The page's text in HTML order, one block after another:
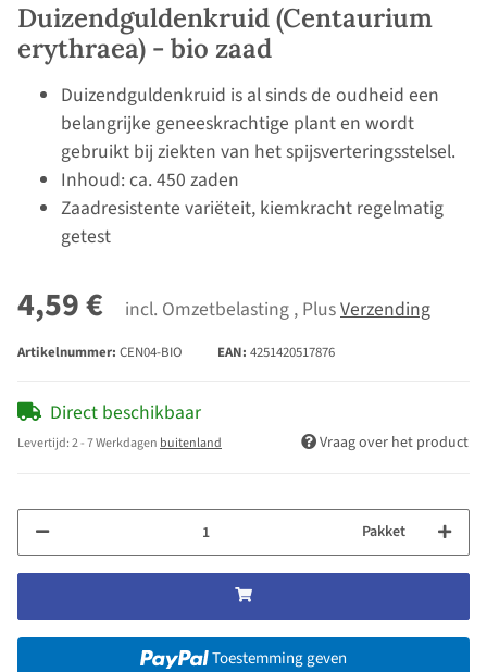
Duizendguldenkruid (Centaurium
erythraea) - bio zaad
Duizendguldenkruid is al sinds de oudheid een
belangrijke geneeskrachtige plant en wordt
gebruikt bij ziekten van het spijsverteringsstelsel.
Inhoud: ca. 450 zaden
Zaadresistente variëteit, kiemkracht regelmatig
getest
4,59 € incl. Omzetbelasting , PlusVerzending
Artikelnummer: CEN04-BIO EAN: 4251420517876
Direct beschikbaar
Levertijd:2 - 7 Werkdagen buitenland Vraag over het product
Pakket
Toestemming geven